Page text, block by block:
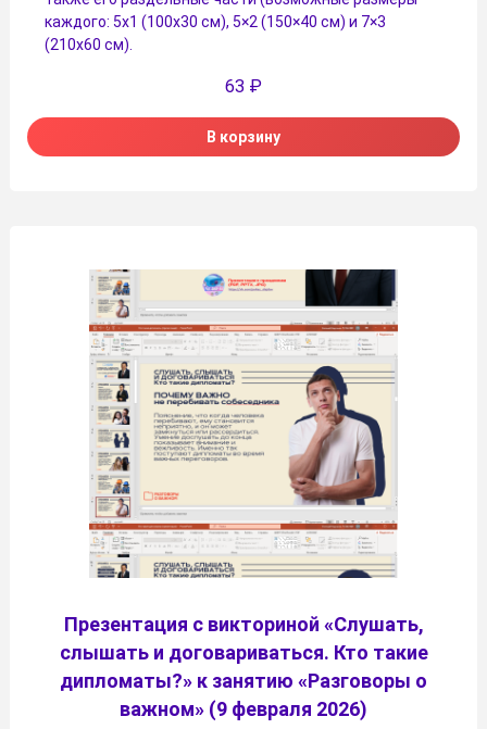
каждого: 5х1 (100х30 см), 5×2 (150×40 см) и 7×3
(210х60 см).
63 ₽
В корзину
Презентация с викториной «Слушать,
слышать и договариваться. Кто такие
дипломаты?» к занятию «Разговоры о
важном» (9 февраля 2026)